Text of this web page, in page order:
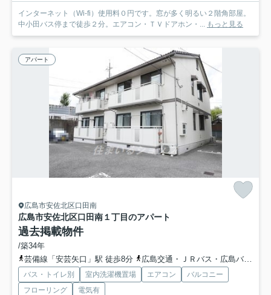
インターネット（Wi-fi）使用料０円です。窓が多く明るい２階角部屋。
中小田バス停まで徒歩２分。エアコン・ＴＶドアホン・...
もっと見る
アパート
広島市安佐北区口田南
広島市安佐北区口田南１丁目のアパート
過去掲載物件
/築34年
芸備線「安芸矢口」駅 徒歩8分
広島交通・ＪＲバス・広島バス「口田バス停」バス停下車 徒歩6分
バス・トイレ別 室内洗濯機置場 エアコン
バルコニー
フローリング
電気有